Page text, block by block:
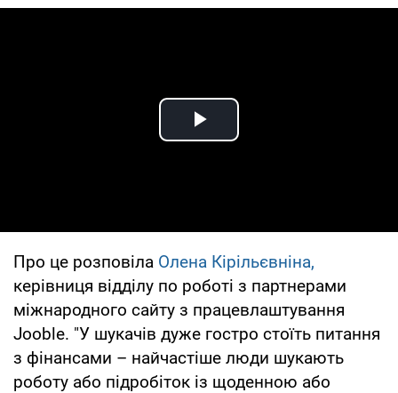
Play Video
Про це розповіла Олена Кірільєвніна,
керівниця відділу по роботі з партнерами
міжнародного сайту з працевлаштування
Jooble. "У шукачів дуже гостро стоїть питання
з фінансами – найчастіше люди шукають
роботу або підробіток із щоденною або